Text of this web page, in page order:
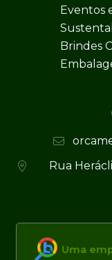
Eventos
Brindes
Rua
Uma